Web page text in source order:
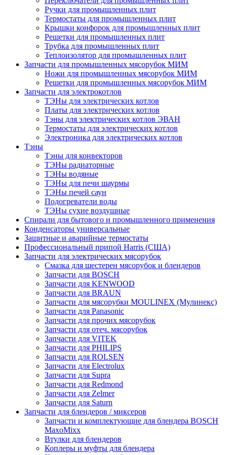
Ручки для промышленных плит
Термостаты для промышленных плит
Крышки конфорок для промышленных плит
Решетки для промышленных плит
Трубка для промышленных плит
Теплоизолятор для промышленных плит
Запчасти для промышленных мясорубок МИМ
Ножи для промышленных мясорубок МИМ
Решетки для промышленных мясорубок МИМ
Запчасти для электрокотлов
ТЭНы для электрических котлов
Платы для электрических котлов
Тэны для электрических котлов ЭВАН
Термостаты для электрических котлов
Электроника для электрических котлов
Тэны
Тэны для конвекторов
ТЭНы радиаторные
ТЭНы водяные
ТЭНы для печи шаурмы
ТЭНы печей саун
Подогреватели воды
ТЭНы сухие воздушные
Спирали для бытового и промышленного применения
Конденсаторы универсальные
Защитные и аварийные термостаты
Профессиональный припой Harris (США)
Запчасти для электрических мясорубок
Смазка для шестерен мясорубок и блендеров
Запчасти для BOSCH
Запчасти для KENWOOD
Запчасти для BRAUN
Запчасти для мясорубки MOULINEX (Мулинекс)
Запчасти для Panasonic
Запчасти для прочих мясорубок
Запчасти для отеч. мясорубок
Запчасти для VITEK
Запчасти для PHILIPS
Запчасти для ROLSEN
Запчасти для Electrolux
Запчасти для Supra
Запчасти для Redmond
Запчасти для Zelmer
Запчасти для Saturn
Запчасти для блендеров / миксеров
Запчасти и комплектующие для блендера BOSCH
MaxoMixx
Втулки для блендеров
Коплеры и муфты для блендера